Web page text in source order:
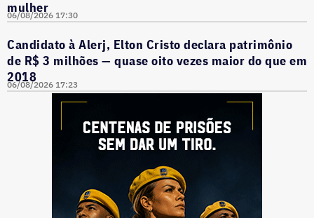
mulher
06/08/2026 17:30
Candidato à Alerj, Elton Cristo declara patrimônio
de R$ 3 milhões — quase oito vezes maior do que em
2018
06/08/2026 17:23